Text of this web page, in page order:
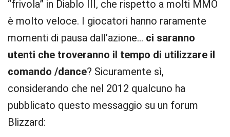
“frivola” in Diablo III, che rispetto a molti MMO
è molto veloce. I giocatori hanno raramente
momenti di pausa dall’azione… ci saranno
utenti che troveranno il tempo di utilizzare il
comando /dance? Sicuramente sì,
considerando che nel 2012 qualcuno ha
pubblicato questo messaggio su un forum
Blizzard: